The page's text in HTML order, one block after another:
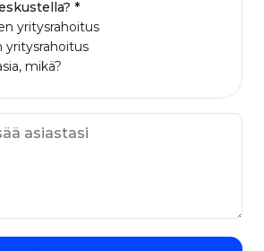
*
yritysrahoitus
yritysrahoitus
mikä?